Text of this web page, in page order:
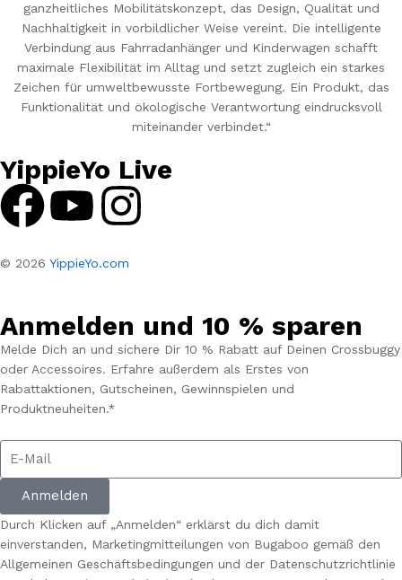
ganzheitliches Mobilitätskonzept, das Design, Qualität und
Nachhaltigkeit in vorbildlicher Weise vereint. Die intelligente
Verbindung aus Fahrradanhänger und Kinderwagen schafft
maximale Flexibilität im Alltag und setzt zugleich ein starkes
Zeichen für umweltbewusste Fortbewegung. Ein Produkt, das
Funktionalität und ökologische Verantwortung eindrucksvoll
miteinander verbindet.“
YippieYo Live
© 2026 YippieYo.com
Anmelden und 10 % sparen
Melde Dich an und sichere Dir 10 % Rabatt auf Deinen Crossbuggy
oder Accessoires. Erfahre außerdem als Erstes von
Rabattaktionen, Gutscheinen, Gewinnspielen und
Produktneuheiten.*
Anmelden
Durch Klicken auf „Anmelden“ erklärst du dich damit
einverstanden, Marketingmitteilungen von Bugaboo gemäß den
Allgemeinen Geschäftsbedingungen und der Datenschutzrichtlinie